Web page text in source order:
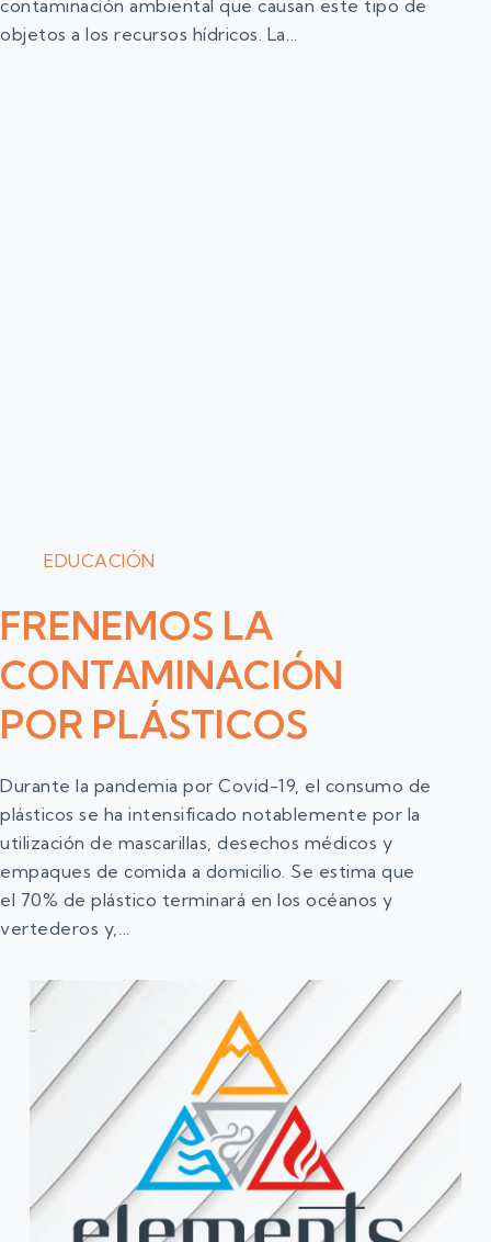
contaminación ambiental que causan este tipo de
objetos a los recursos hídricos. La…
EDUCACIÓN
FRENEMOS LA
CONTAMINACIÓN
POR PLÁSTICOS
Durante la pandemia por Covid-19, el consumo de
plásticos se ha intensificado notablemente por la
utilización de mascarillas, desechos médicos y
empaques de comida a domicilio. Se estima que
el 70% de plástico terminará en los océanos y
vertederos y,…